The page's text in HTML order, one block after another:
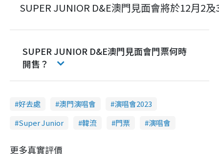
SUPER JUNIOR D&E澳門見面會將於12月2
SUPER JUNIOR D&E澳門見面會門票何時
開售？
好去處 澳門演唱會
演唱會2023
Super Junior
韓流 門票 演唱會
更多真實評價